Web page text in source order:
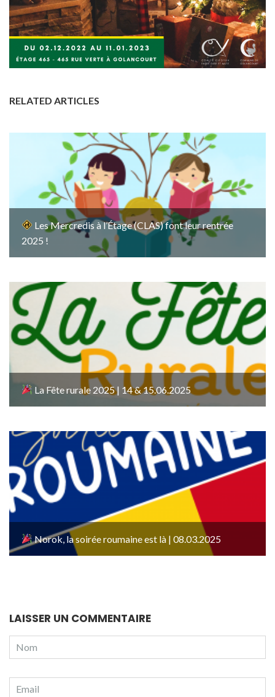
RELATED ARTICLES
Les Mercredis à l’Étage (CLAS) font leur rentrée
2025 !
La Fête rurale 2025 | 14 & 15.06.2025
Norok, la soirée roumaine est là | 08.03.2025
LAISSER UN COMMENTAIRE